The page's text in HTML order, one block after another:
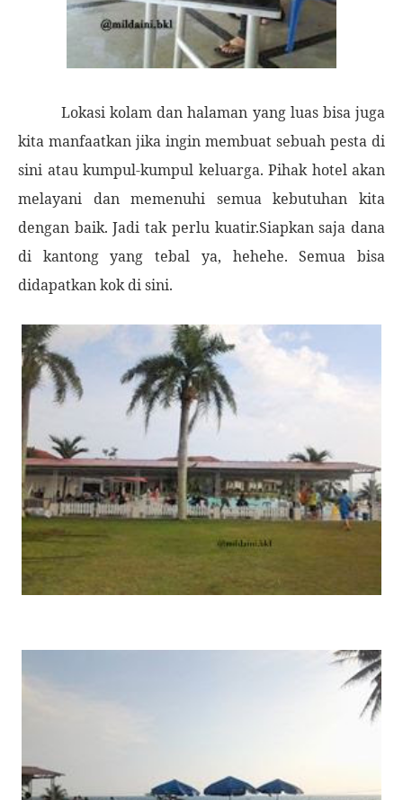
Lokasi kolam dan halaman yang luas bisa juga
kita manfaatkan jika ingin membuat sebuah pesta di
sini atau kumpul-kumpul keluarga. Pihak hotel akan
melayani dan memenuhi semua kebutuhan kita
dengan baik. Jadi tak perlu kuatir.Siapkan saja dana
di kantong yang tebal ya, hehehe. Semua bisa
didapatkan kok di sini.